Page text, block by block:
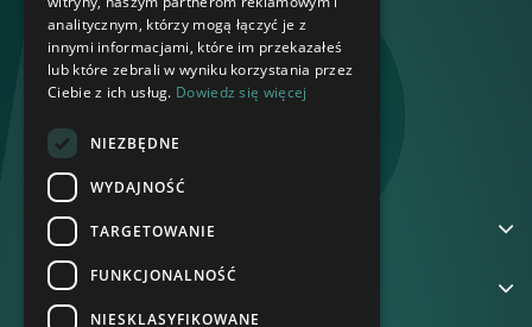
NA SKRÓTY
analitycznym, którzy mogą łączyć je z
innymi informacjami, które im przekazałeś
lub które zebrali w wyniku korzystania przez
Ciebie z ich usług. Dowiedz się więcej
NIEZBĘDNE
WYDAJNOŚĆ
TARGETOWANIE
FUNKCJONALNOŚĆ
NIESKLASYFIKOWANE